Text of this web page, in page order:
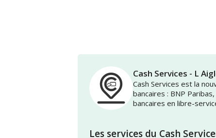
Cash Services - L
Cash Services est la
bancaires : BNP
bancaires en libre-
Les services du Cash